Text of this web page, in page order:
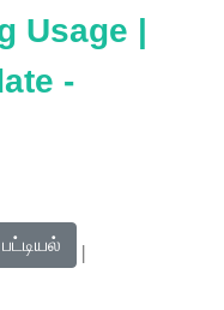
Usage |
-